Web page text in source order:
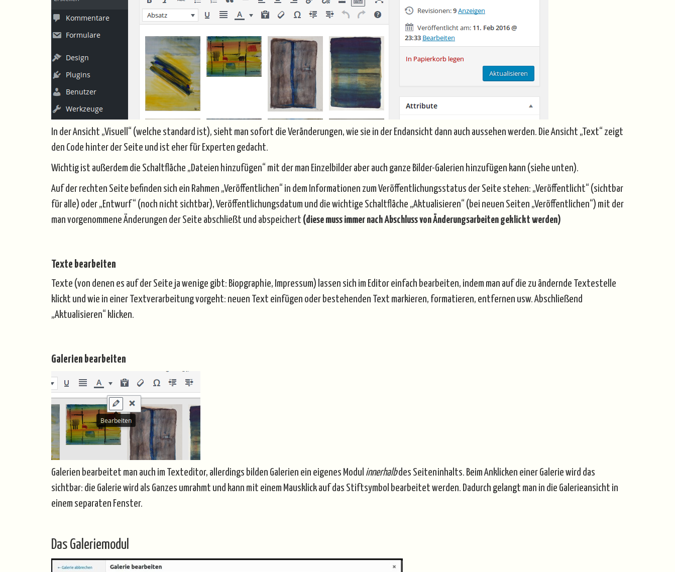
In der Ansicht „Visuell“ (welche standard ist), sieht man sofort die Veränderungen, wie sie in der Endansicht dann auch aussehen werden. Die Ansicht „Text“ zeigt
den Code hinter der Seite und ist eher für Experten gedacht.
Wichtig ist außerdem die Schaltfläche „Dateien hinzufügen“ mit der man Einzelbilder aber auch ganze Bilder-Galerien hinzufügen kann (siehe unten).
Auf der rechten Seite befinden sich ein Rahmen „Veröffentlichen“ in dem Informationen zum Veröffentlichungsstatus der Seite stehen: „Veröffentlicht“ (sichtbar
für alle) oder „Entwurf“ (noch nicht sichtbar), Veröffentlichungsdatum und die wichtige Schaltfläche „Aktualisieren“ (bei neuen Seiten „Veröffentlichen“) mit der
man vorgenommene Änderungen der Seite abschließt und abspeichert (diese muss immer nach Abschluss von Änderungsarbeiten geklickt werden)
Texte bearbeiten
Texte (von denen es auf der Seite ja wenige gibt: Biopgraphie, Impressum) lassen sich im Editor einfach bearbeiten, indem man auf die zu ändernde Textestelle
klickt und wie in einer Textverarbeitung vorgeht: neuen Text einfügen oder bestehenden Text markieren, formatieren, entfernen usw. Abschließend
„Aktualisieren“ klicken.
Galerien bearbeiten
Galerien bearbeitet man auch im Texteditor, allerdings bilden Galerien ein eigenes Modul innerhalbdes Seiteninhalts. Beim Anklicken einer Galerie wird das
sichtbar: die Galerie wird als Ganzes umrahmt und kann mit einem Mausklick auf das Stiftsymbol bearbeitet werden. Dadurch gelangt man in die Galerieansicht in
einem separaten Fenster.
Das Galeriemodul